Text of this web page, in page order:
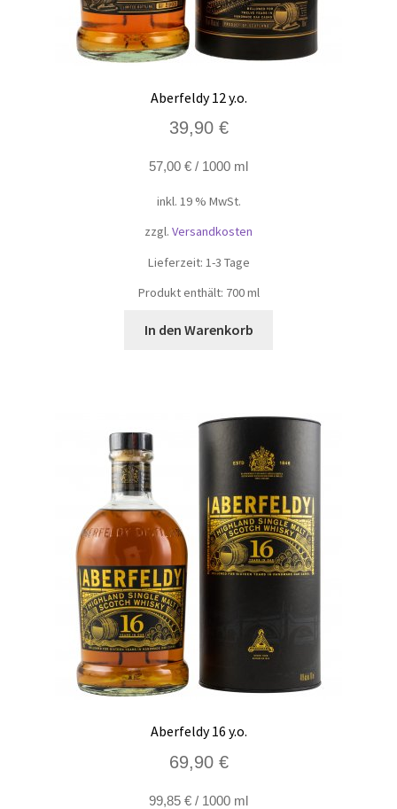
Aberfeldy 12 y.o.
39,90 €
57,00 € / 1000 ml
inkl. 19 % MwSt.
zzgl. Versandkosten
Lieferzeit: 1-3 Tage
Produkt enthält: 700ml
In den Warenkorb
Aberfeldy 16 y.o.
69,90 €
99,85 € / 1000 ml